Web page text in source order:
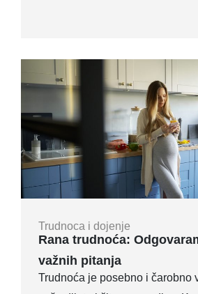
Trudnoca i dojenje
Rana trudnoća:
važnih pitanja
Trudnoća je posebno i čarobno